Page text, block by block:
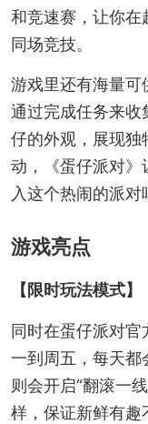
和竞速赛，让你
同场竞技。
游戏里还有海量可
通过完成任务来收
仔的外观，展现独
动，《蛋仔派对》
入这个热闹的派对
游戏亮点
【限时玩法模式】
同时在蛋仔派对官
一到周五，每天都
则会开启“翻滚一
样，保证新鲜有趣